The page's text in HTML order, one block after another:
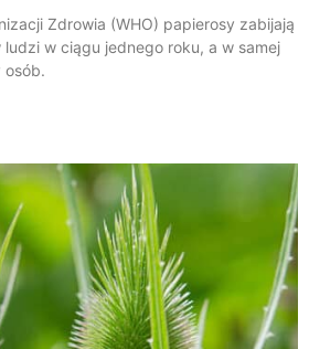
Zdrowia (WHO) papierosy zabijają
ludzi w ciągu jednego roku, a w samej
osób.